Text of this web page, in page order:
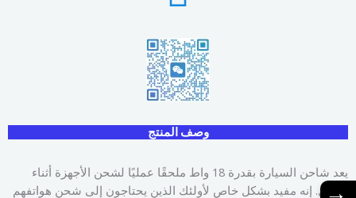
وصف المنتج
يعد شاحن السيارة بقدرة 18 واط ملحقًا عمليًا لشحن الأجهزة أثناء
التنقل. إنه مفيد بشكل خاص لأولئك الذين يحتاجون إلى شحن هواتفهم